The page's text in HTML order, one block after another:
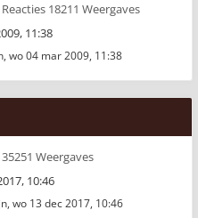
18211 Weergaves
11:38
, wo 04 mar 2009, 11:38
Weergaves
10:46
, wo 13 dec 2017, 10:46